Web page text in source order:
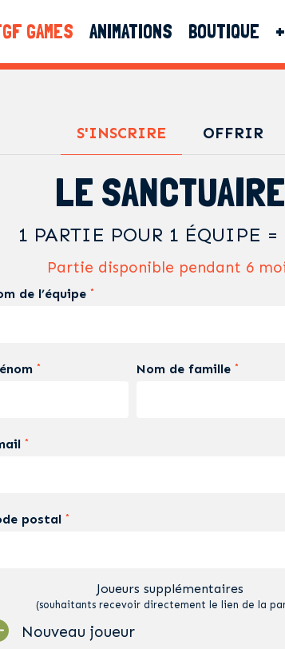
GAMES ANIMATIONS BOUTIQUE
S'INSCRIRE OFFRIR
LE SANCTUAIRE
1 PARTIE POUR 1 ÉQUIPE =
Partie disponible pendant 6
de l’équipe *
* Nom de famille *
*
postal *
Joueurs supplémentaires
(souhaitants recevoir directement le lien de la
Nouveau joueur